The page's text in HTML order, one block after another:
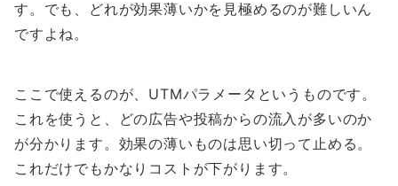
す。でも、どれが効果薄いかを見極めるのが難しいん
ですよね。
ここで使えるのが、UTMパラメータというものです。
これを使うと、どの広告や投稿からの流入が多いのか
が分かります。効果の薄いものは思い切って止める。
これだけでもかなりコストが下がります。